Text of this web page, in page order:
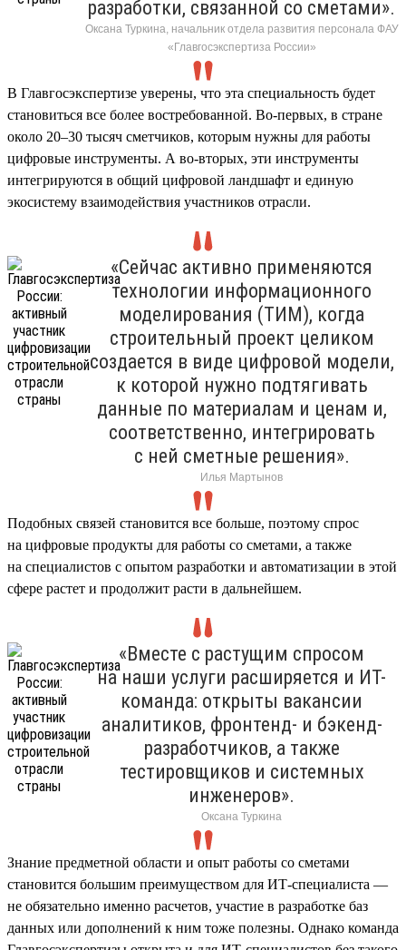
разработки, связанной со сметами».
Оксана Туркина, начальник отдела развития персонала ФАУ
«Главгосэкспертиза России»
В Главгосэкспертизе уверены, что эта специальность будет
становиться все более востребованной. Во-первых, в стране
около 20–30 тысяч сметчиков, которым нужны для работы
цифровые инструменты. А во-вторых, эти инструменты
интегрируются в общий цифровой ландшафт и единую
экосистему взаимодействия участников отрасли.
«Сейчас активно применяются
технологии информационного
моделирования (ТИМ), когда
строительный проект целиком
создается в виде цифровой модели,
к которой нужно подтягивать
данные по материалам и ценам и,
соответственно, интегрировать
с ней сметные решения».
Илья Мартынов
Подобных связей становится все больше, поэтому спрос
на цифровые продукты для работы со сметами, а также
на специалистов с опытом разработки и автоматизации в этой
сфере растет и продолжит расти в дальнейшем.
«Вместе с растущим спросом
на наши услуги расширяется и ИТ-
команда: открыты вакансии
аналитиков, фронтенд- и бэкенд-
разработчиков, а также
тестировщиков и системных
инженеров».
Оксана Туркина
Знание предметной области и опыт работы со сметами
становится большим преимуществом для ИТ-специалиста —
не обязательно именно расчетов, участие в разработке баз
данных или дополнений к ним тоже полезны. Однако команда